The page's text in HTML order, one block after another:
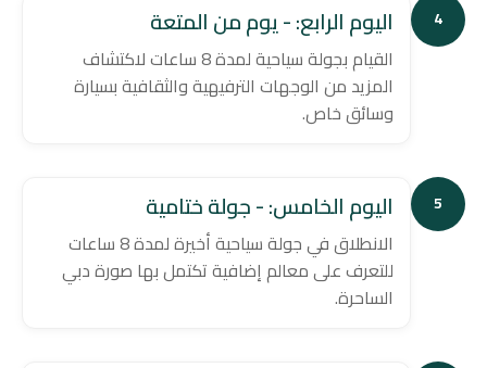
4 اليوم الرابع: - يوم من المتعة
القيام بجولة سياحية لمدة 8 ساعات لاكتشاف
المزيد من الوجهات الترفيهية والثقافية بسيارة
وسائق خاص.
5 اليوم الخامس: - جولة ختامية
الانطلاق في جولة سياحية أخيرة لمدة 8 ساعات
للتعرف على معالم إضافية تكتمل بها صورة دبي
الساحرة.